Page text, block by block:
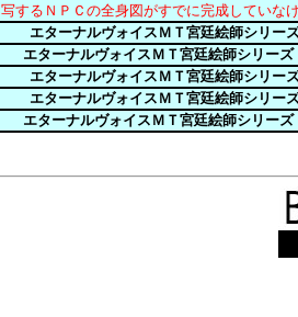
写するＮＰＣの全身図がすでに完成していな
エターナルヴォイスＭＴ宮廷絵師シリー
エターナルヴォイスＭＴ宮廷絵師シリー
エターナルヴォイスＭＴ宮廷絵師シリー
エターナルヴォイスＭＴ宮廷絵師シリー
エターナルヴォイスＭＴ宮廷絵師シリー